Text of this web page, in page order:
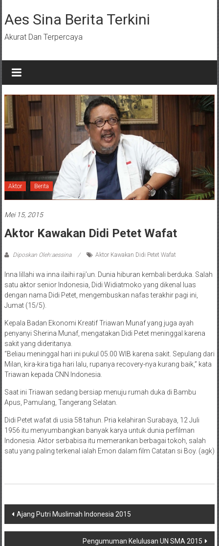
ke
konten
Aes Sina Berita Terkini
Akurat Dan Terpercaya
Aktor Berita
Mei 15, 2015
Aktor Kawakan Didi Petet Wafat
Diposkan Oleh:aessina Aktor Kawakan Didi Petet Wafat
Inna lillahi wa inna ilaihi raji’un. Dunia hiburan kembali berduka. Salah
satu aktor senior Indonesia, Didi Widiatmoko yang dikenal luas
dengan nama Didi Petet, mengembuskan nafas terakhir pagi ini,
Jumat (15/5).
Kepala Badan Ekonomi Kreatif Triawan Munaf yang juga ayah
penyanyi Sherina Munaf, mengatakan Didi Petet meninggal karena
sakit yang dideritanya.
“Beliau meninggal hari ini pukul 05.00 WIB karena sakit. Sepulang dari
Milan, kira-kira tiga hari lalu, rupanya recovery-nya kurang baik,” kata
Triawan kepada CNN Indonesia.
Saat ini Triawan sedang bersiap menuju rumah duka di Bambu
Apus, Pamulang, Tangerang Selatan.
Didi Petet wafat di usia 58 tahun. Pria kelahiran Surabaya, 12 Juli
1956 itu menyumbangkan banyak karya untuk dunia perfilman
Indonesia. Aktor serbabisa itu memerankan berbagai tokoh, salah
satu yang paling terkenal ialah Emon dalam film Catatan si Boy. (agk)
Navigasi
pos
Ajang Putri Muslimah Indonesia 2015
Pengumuman Kelulusan UN SMA 2015